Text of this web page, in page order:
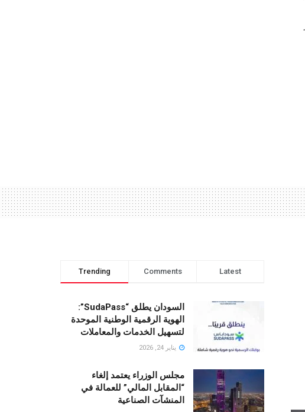
Trending Comments Latest
السودان يطلق “SudaPass”:
الهوية الرقمية الوطنية الموحدة
لتسهيل الخدمات والمعاملات
يناير 24, 2026
مجلس الوزراء يعتمد إلغاء
“المقابل المالي” للعمالة في
المنشآت الصناعية